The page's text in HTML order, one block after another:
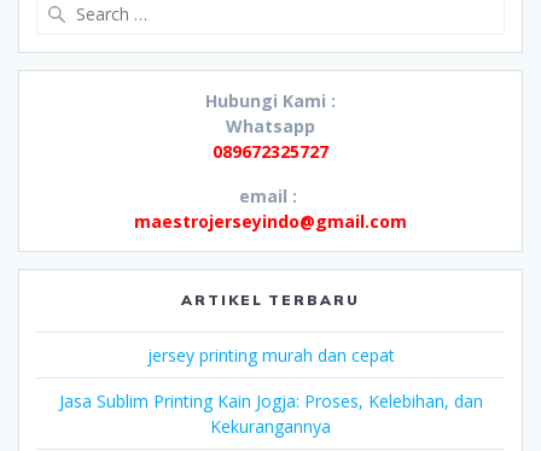
Hubungi Kami :
Whatsapp
089672325727
email :
maestrojerseyindo@gmail.com
ARTIKEL TERBARU
jersey printing murah dan cepat
Jasa Sublim Printing Kain Jogja: Proses, Kelebihan, dan
Kekurangannya